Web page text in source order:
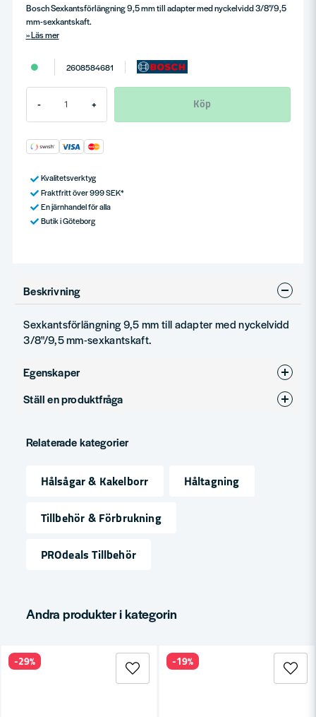
Bosch Sexkantsförlängning 9,5 mm till adapter med nyckelvidd 3/8"/9,5
mm-sexkantskaft.
Läs mer
2608584681
- + Köp
Kvalitetsverktyg
Fraktfritt över 999 SEK*
En järnhandel för alla
Butik i Göteborg
Beskrivning
Sexkantsförlängning 9,5 mm till adapter med nyckelvidd
3/8"/9,5 mm-sexkantskaft.
Egenskaper
Produkttyp
Ställ en produktfråga
Fråga oss något om denna produkten...
Namn
email
Relaterade kategorier
Hålsågar & Kakelborr
Håltagning
Tillbehör & Förbrukning
PROdeals Tillbehör
Andra produkter i kategorin
-29% -19%